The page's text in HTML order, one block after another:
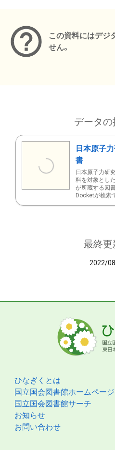
この資料にはデジ
せん。
データ
日本原子
書
日本原子力研
料を対象とし
が所蔵する図書
Docketが検索
最終更
2022/
ひなぎくとは
国立国会図書館ホームページ
国立国会図書館サーチ
お知らせ
お問い合わせ